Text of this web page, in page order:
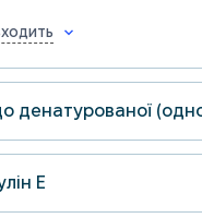
денатурованої
Е